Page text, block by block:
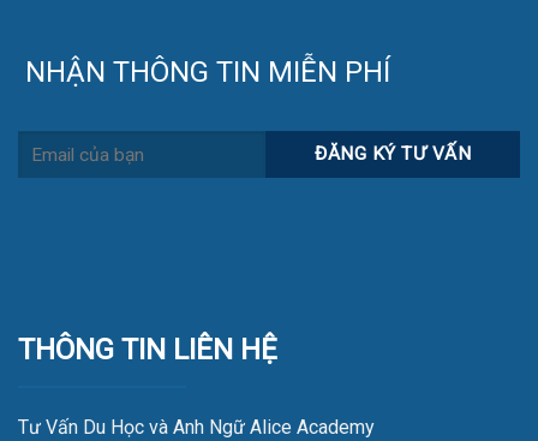
NHẬN THÔNG TIN MIỄN PHÍ
THÔNG TIN LIÊN HỆ
Tư Vấn Du Học và Anh Ngữ Alice Academy